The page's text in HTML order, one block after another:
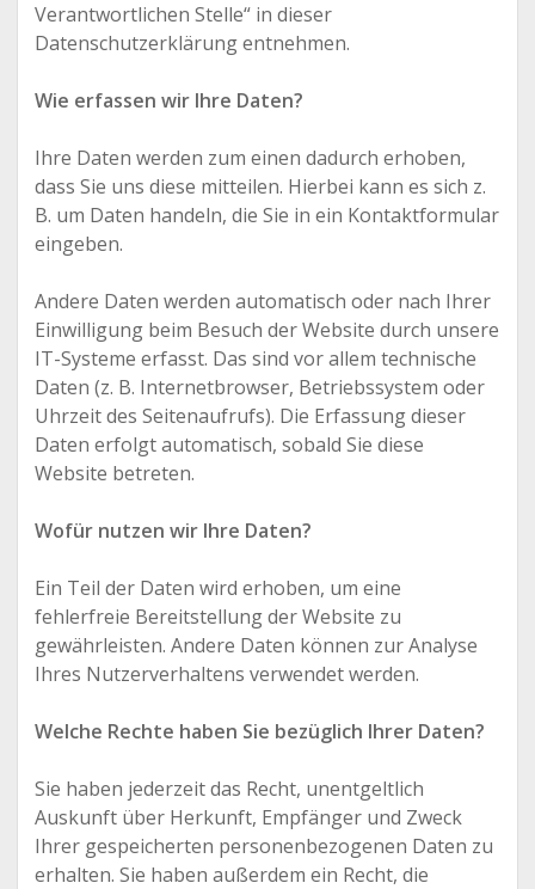
Verantwortlichen Stelle“ in dieser
Datenschutzerklärung entnehmen.
Wie erfassen wir Ihre Daten?
Ihre Daten werden zum einen dadurch erhoben,
dass Sie uns diese mitteilen. Hierbei kann es sich z.
B. um Daten handeln, die Sie in ein Kontaktformular
eingeben.
Andere Daten werden automatisch oder nach Ihrer
Einwilligung beim Besuch der Website durch unsere
IT-Systeme erfasst. Das sind vor allem technische
Daten (z. B. Internetbrowser, Betriebssystem oder
Uhrzeit des Seitenaufrufs). Die Erfassung dieser
Daten erfolgt automatisch, sobald Sie diese
Website betreten.
Wofür nutzen wir Ihre Daten?
Ein Teil der Daten wird erhoben, um eine
fehlerfreie Bereitstellung der Website zu
gewährleisten. Andere Daten können zur Analyse
Ihres Nutzerverhaltens verwendet werden.
Welche Rechte haben Sie bezüglich Ihrer Daten?
Sie haben jederzeit das Recht, unentgeltlich
Auskunft über Herkunft, Empfänger und Zweck
Ihrer gespeicherten personenbezogenen Daten zu
erhalten. Sie haben außerdem ein Recht, die